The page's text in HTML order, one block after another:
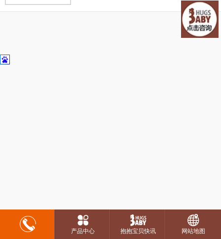
产品中心 抱抱宝贝快讯 网站地图